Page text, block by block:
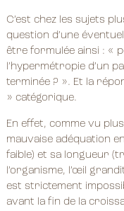
C’est chez les sujets
question d’une
être formulée ainsi : «
l’hypermétropie d’un
terminée ? ». Et la
» catégorique.
En effet, comme vu
mauvaise adéquation
faible) et sa longueur
l’organisme, l’œil
est strictement
avant la fin de la